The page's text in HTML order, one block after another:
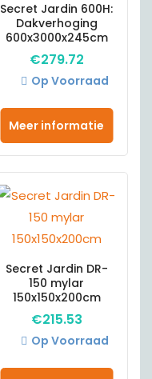
Secret Jardin 600H:
Dakverhoging
600x3000x245cm
€279.72
Meer informatie
Op Voorraad
Secret Jardin DR-
150 mylar
150x150x200cm
€215.53
Op Voorraad